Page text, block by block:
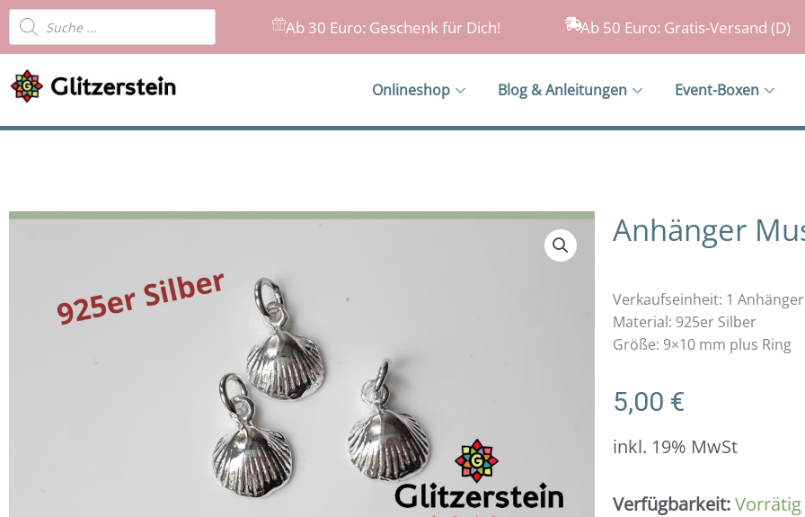
Zum
Inhalt
springen
Products
search Ab 30 Euro: Geschenk für Dich! Ab 50 Euro: Gratis-Versand (D)
Onlineshop Blog & Anleitungen Event-Boxen
Anhänger
Verkaufseinheit: 1 Anhänger
Material: 925er Silber
Größe: 9×10 mm plus Ring
5,00 €
inkl. 19% MwSt
Verfügbarkeit:Vorrätig
Anhänger